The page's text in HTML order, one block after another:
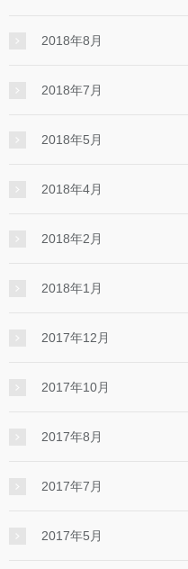
2018年8月
2018年7月
2018年5月
2018年4月
2018年2月
2018年1月
2017年12月
2017年10月
2017年8月
2017年7月
2017年5月